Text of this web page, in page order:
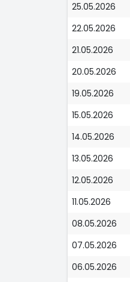
25.05.2026
22.05.2026
21.05.2026
20.05.2026
19.05.2026
15.05.2026
14.05.2026
13.05.2026
12.05.2026
11.05.2026
08.05.2026
07.05.2026
06.05.2026